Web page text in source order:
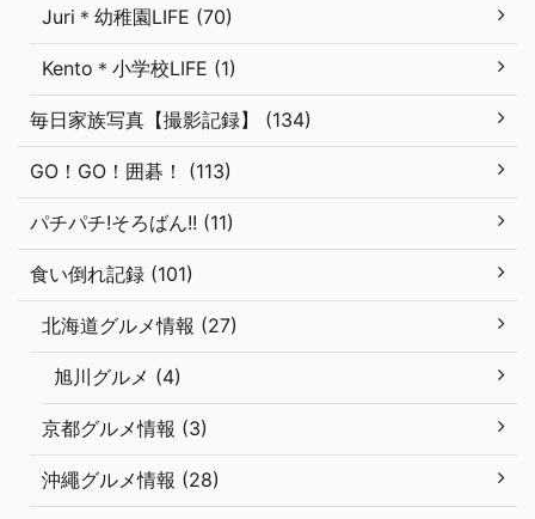
Juri＊幼稚園LIFE (70)
Kento＊小学校LIFE (1)
毎日家族写真【撮影記録】 (134)
GO！GO！囲碁！ (113)
パチパチ!そろばん!! (11)
食い倒れ記録 (101)
北海道グルメ情報 (27)
旭川グルメ (4)
京都グルメ情報 (3)
沖繩グルメ情報 (28)